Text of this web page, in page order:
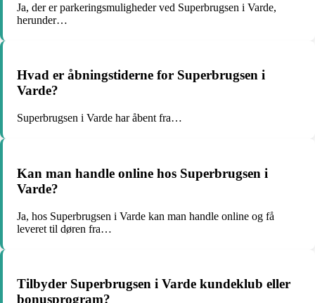
Ja, der er parkeringsmuligheder ved Superbrugsen i Varde,
herunder…
Hvad er åbningstiderne for Superbrugsen i
Varde?
Superbrugsen i Varde har åbent fra…
Kan man handle online hos Superbrugsen i
Varde?
Ja, hos Superbrugsen i Varde kan man handle online og få
leveret til døren fra…
Tilbyder Superbrugsen i Varde kundeklub eller
bonusprogram?